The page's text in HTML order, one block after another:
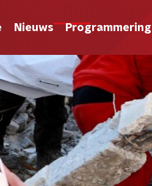
Nieuws Programmering